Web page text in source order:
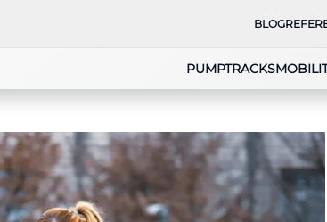
BLOG
PUMPTRACKS